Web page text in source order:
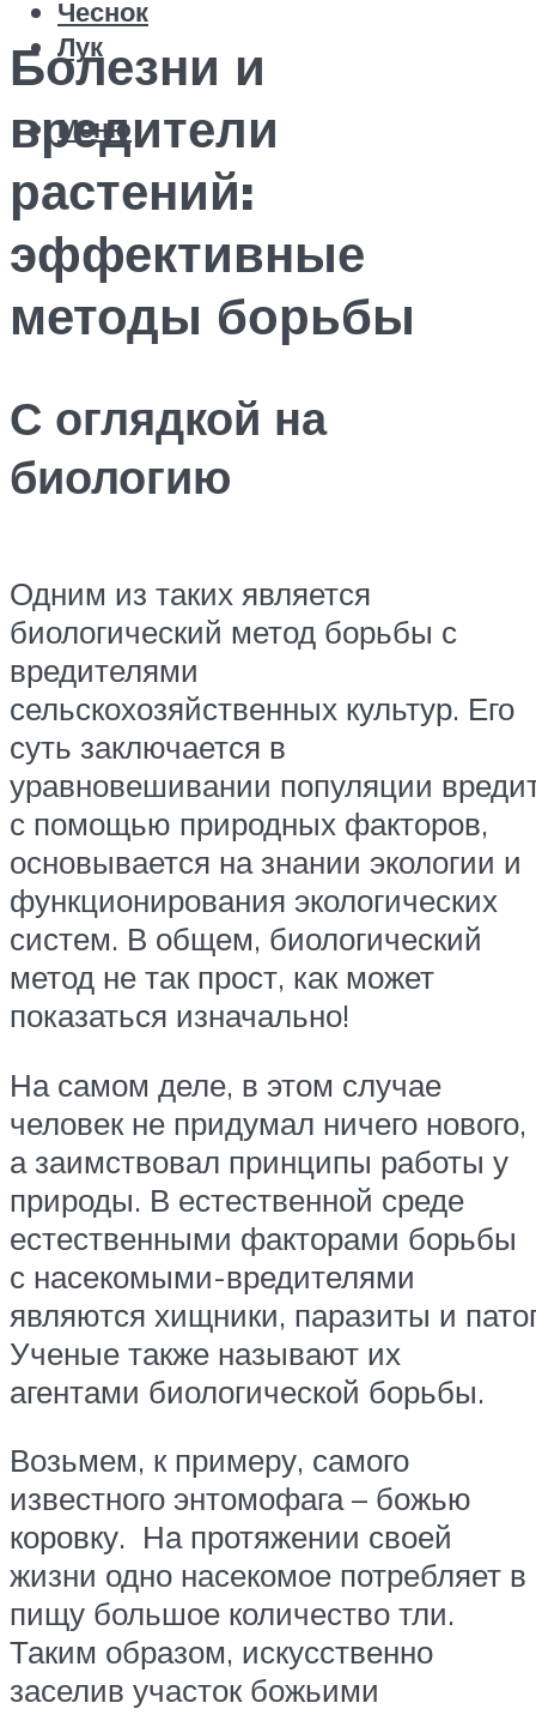
Чеснок
Лук
Меню
Болезни и
вредители
растений:
эффективные
методы борьбы
С оглядкой на
биологию
Одним из таких является
биологический метод борьбы с
вредителями
сельскохозяйственных культур. Его
суть заключается в
уравновешивании популяции
с помощью природных факторов,
основывается на знании экологии и
функционирования экологических
систем. В общем, биологический
метод не так прост, как может
показаться изначально!
На самом деле, в этом случае
человек не придумал ничего нового,
а заимствовал принципы работы у
природы. В естественной среде
естественными факторами борьбы
с насекомыми-вредителями
являются хищники, паразиты и
Ученые также называют их
агентами биологической борьбы.
Возьмем, к примеру, самого
известного энтомофага – божью
коровку. На протяжении своей
жизни одно насекомое потребляет в
пищу большое количество тли.
Таким образом, искусственно
заселив участок божьими